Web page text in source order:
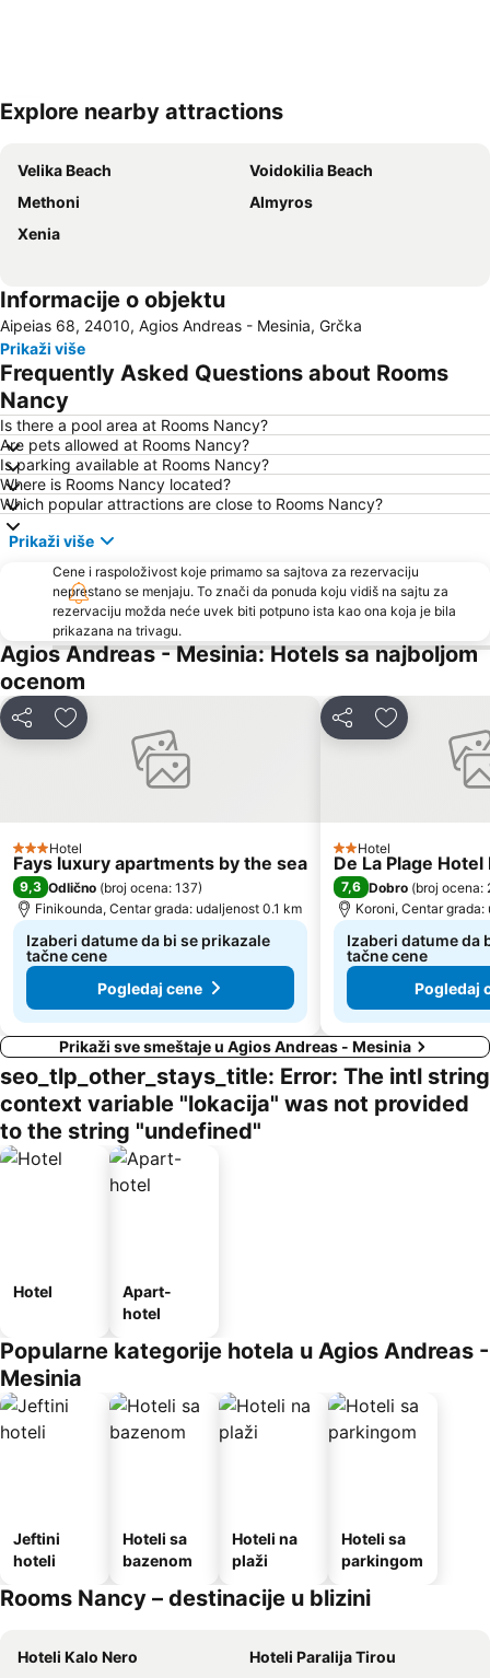
Explore nearby attractions
Velika Beach
Voidokilia Beach
Methoni
Almyros
Xenia
Informacije o objektu
Aipeias 68, 24010, Agios Andreas - Mesinia, Grčka
Prikaži više
Frequently Asked Questions about Rooms
Nancy
Is there a pool area at Rooms Nancy?
Are pets allowed at Rooms Nancy?
Is parking available at Rooms Nancy?
Where is Rooms Nancy located?
Which popular attractions are close to Rooms Nancy?
Prikaži više
Cene i raspoloživost koje primamo sa sajtova za rezervaciju
neprestano se menjaju. To znači da ponuda koju vidiš na sajtu za
rezervaciju možda neće uvek biti potpuno ista kao ona koja je bila
prikazana na trivagu.
Agios Andreas - Mesinia: Hotels sa najboljom
ocenom
Deli Dodati u favorite
3 Zvezdice
Hotel
Fays luxury apartments by the sea
9,3 Odlično (broj ocena: 137)
Finikounda, Centar grada: udaljenost 0.1 km
Izaberi datume da bi se prikazale
tačne cene
Pogledaj cene
Deli Dodati u
2 Zvezdice
Hotel
De La Plage Hotel
7,6 Dobro (broj ocena:
Koroni, Centar grada:
Izaberi datume da
tačne cene
Pogledaj
Prikaži sve smeštaje u Agios Andreas - Mesinia
seo_tlp_other_stays_title: Error: The intl string
context variable "lokacija" was not provided
to the string "undefined"
Hotel
Apart-
hotel
Popularne kategorije hotela u Agios Andreas -
Mesinia
Jeftini
hoteli
Hoteli sa
bazenom
Hoteli na
plaži
Hoteli sa
parkingom
Rooms Nancy – destinacije u blizini
Hoteli Kalo Nero
Hoteli Paralija Tirou